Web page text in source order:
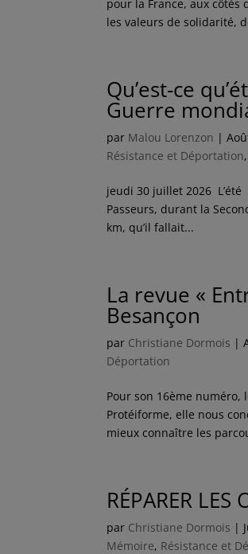
pour la France, aux
les valeurs de solidarité,
Qu’est-ce
Guerre
par Malou Lorenzon |
Résistance et Déportation
jeudi 30 juillet 2026 L’été
Passeurs, durant la
km, qu’il fallait...
La revue «
Besançon
par Christiane Dormois |
Déportation
Pour son 16ème
Protéiforme, elle nous
mieux connaître les
RÉPARER
par Christiane Dormois |
Mémoire, Résistance et